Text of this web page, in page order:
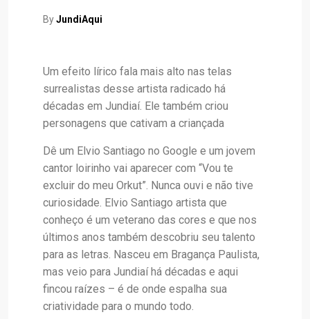
ByJundiAqui
Um efeito lírico fala mais alto nas telas
surrealistas desse artista radicado há
décadas em Jundiaí. Ele também criou
personagens que cativam a criançada
Dê um Elvio Santiago no Google e um jovem
cantor loirinho vai aparecer com “Vou te
excluir do meu Orkut”. Nunca ouvi e não tive
curiosidade. Elvio Santiago artista que
conheço é um veterano das cores e que nos
últimos anos também descobriu seu talento
para as letras. Nasceu em Bragança Paulista,
mas veio para Jundiaí há décadas e aqui
fincou raízes – é de onde espalha sua
criatividade para o mundo todo.